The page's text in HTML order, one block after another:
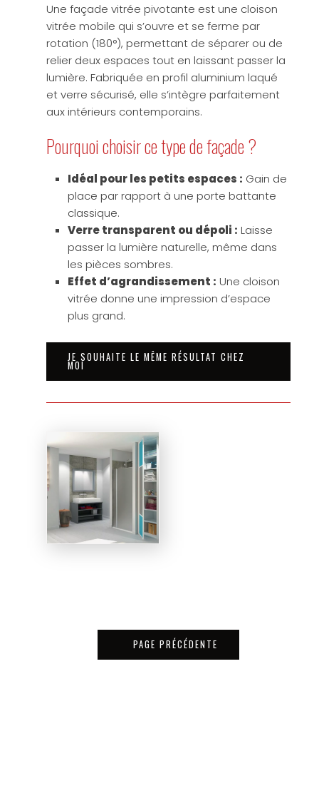
Une façade vitrée pivotante est une cloison
vitrée mobile qui s’ouvre et se ferme par
rotation (180°), permettant de séparer ou de
relier deux espaces tout en laissant passer la
lumière. Fabriquée en profil aluminium laqué
et verre sécurisé, elle s’intègre parfaitement
aux intérieurs contemporains.
Pourquoi choisir ce type de façade ?
Idéal pour les petits espaces : Gain de
place par rapport à une porte battante
classique.
Verre transparent ou dépoli : Laisse
passer la lumière naturelle, même dans
les pièces sombres.
Effet d’agrandissement : Une cloison
vitrée donne une impression d’espace
plus grand.
JE SOUHAITE LE MÊME RÉSULTAT CHEZ
MOI
PAGE PRÉCÉDENTE